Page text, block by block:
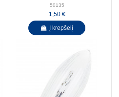
50135
1,50 €
Į krepšelį